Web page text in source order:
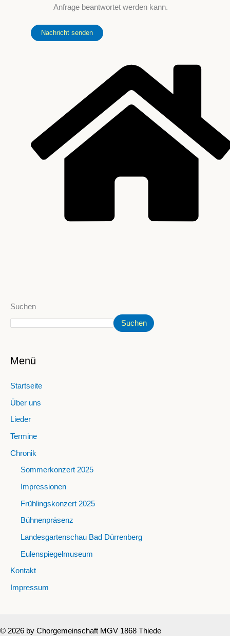
Suchen
Suchen
Menü
Startseite
Über uns
Lieder
Termine
Chronik
Sommerkonzert 2025
Impressionen
Frühlingskonzert 2025
Bühnenpräsenz
Landesgartenschau Bad Dürrenberg
Eulenspiegelmuseum
Kontakt
Impressum
Anfrage beantwortet werden kann.
Nachricht senden
© 2026 by Chorgemeinschaft MGV 1868 Thiede